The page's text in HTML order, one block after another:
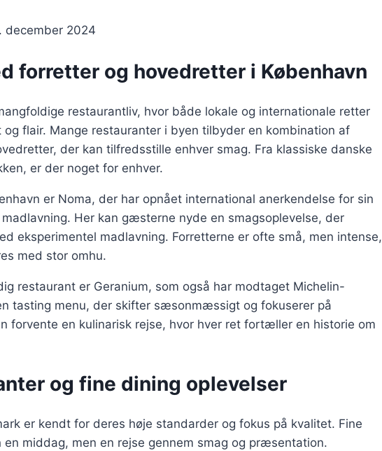
december 2024
forretter og hovedretter i København
restaurantliv, hvor både lokale og internationale retter
flair. Mange restauranter i byen tilbyder en kombination af
der kan tilfredsstille enhver smag. Fra klassiske danske
er der noget for enhver.
er Noma, der har opnået international anerkendelse for sin
Her kan gæsterne nyde en smagsoplevelse, der
eksperimentel madlavning. Forretterne er ofte små, men intense,
med stor omhu.
restaurant er Geranium, som også har modtaget Michelin-
tasting menu, der skifter sæsonmæssigt og fokuserer på
forvente en kulinarisk rejse, hvor hver ret fortæller en historie om
og fine dining oplevelser
er kendt for deres høje standarder og fokus på kvalitet. Fine
en middag, men en rejse gennem smag og præsentation.